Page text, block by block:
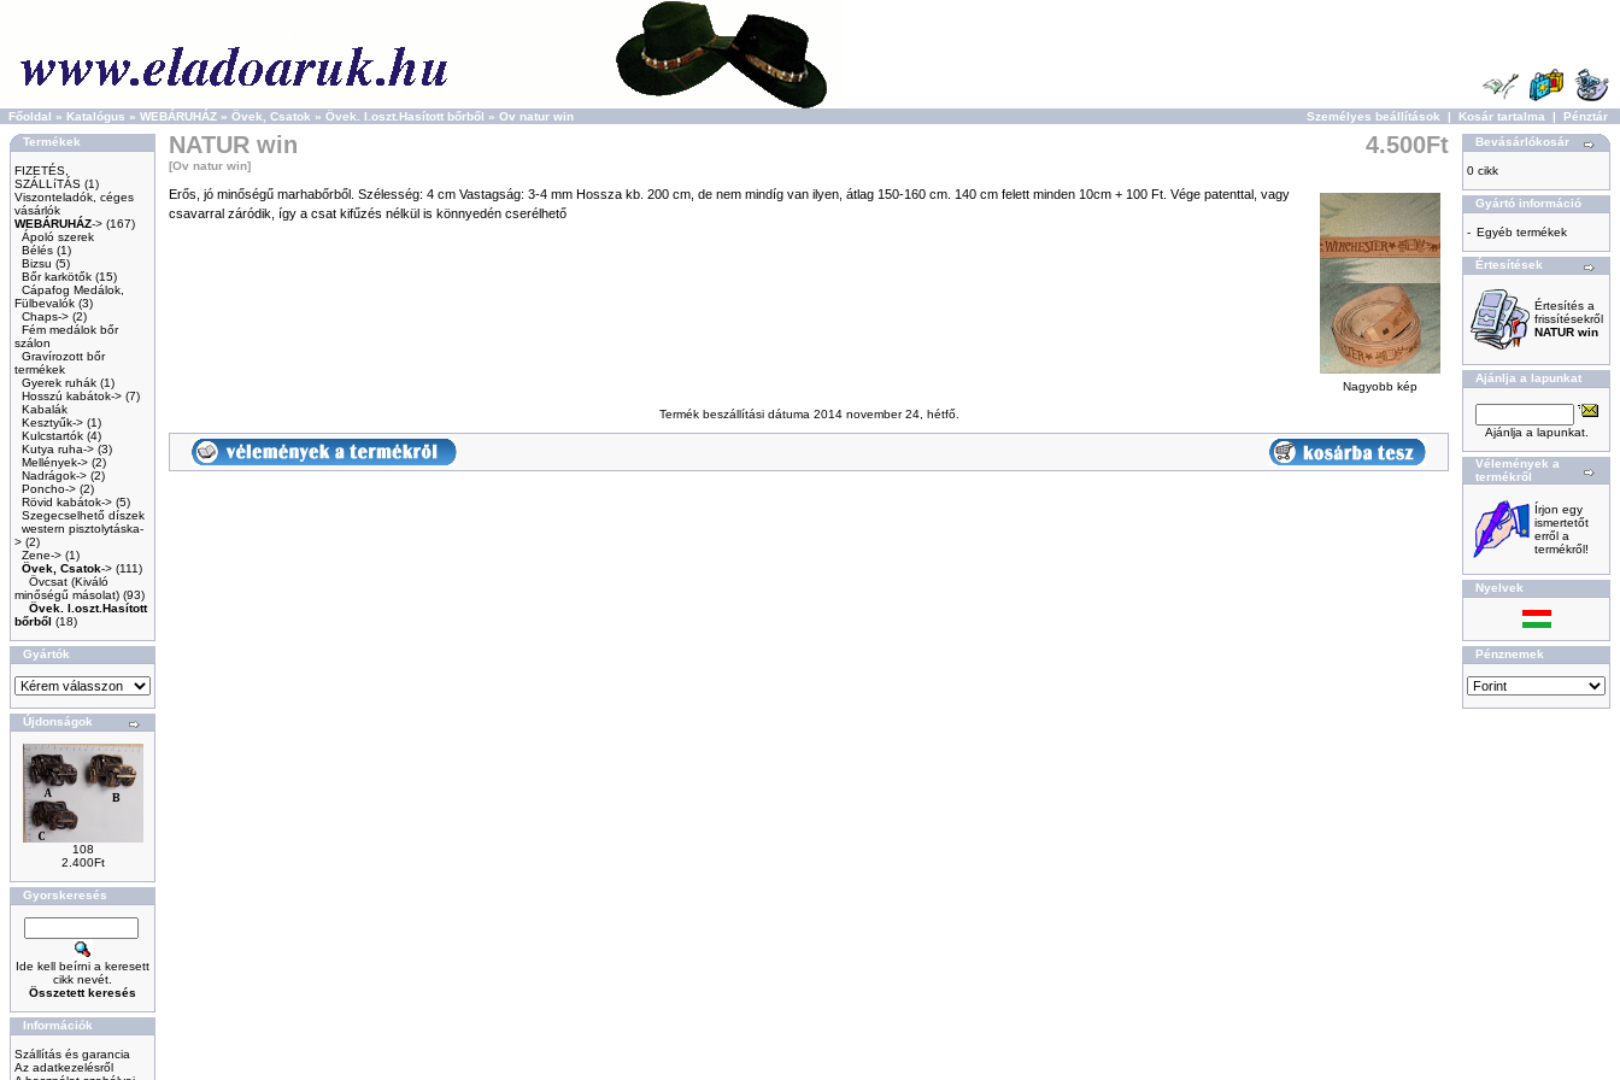
Főoldal » Katalógus » WEBÁRUHÁZ » Övek, Csatok » Övek. I.oszt.Hasított bőrből » Ov natur win Személyes beállítások | Kosár tartalma | Pénztár
Termékek
FIZETÉS,
SZÁLLíTÁS (1)
Viszonteladók, céges
vásárlók
WEBÁRUHÁZ-> (167)
Ápoló szerek
Bélés (1)
Bizsu (5)
Bőr karkötők (15)
Cápafog Medálok,
Fülbevalók (3)
Chaps-> (2)
Fém medálok bőr
szálon
Gravírozott bőr
termékek
Gyerek ruhák (1)
Hosszú kabátok-> (7)
Kabalák
Kesztyűk-> (1)
Kulcstartók (4)
Kutya ruha-> (3)
Mellények-> (2)
Nadrágok-> (2)
Poncho-> (2)
Rövid kabátok-> (5)
Szegecselhető díszek
western pisztolytáska-
> (2)
Zene-> (1)
Övek, Csatok-> (111)
Övcsat (Kiváló
minőségű másolat) (93)
Övek. I.oszt.Hasított
bőrből (18)
Gyártók
Újdonságok
108
2.400Ft
Gyorskeresés
Ide kell beírni a keresett
cikk nevét.
Összetett keresés
Információk
Szállítás és garancia
Az adatkezelésről
NATUR win
[Ov natur win]
4.500Ft
Nagyobb kép
Erős, jó minőségű marhabőrből. Szélesség: 4 cm Vastagság: 3-4 mm Hossza kb. 200 cm, de nem mindíg van ilyen, átlag 150-160 cm. 140 cm felett minden 10cm + 100 Ft. Vége patenttal, vagy
csavarral záródik, így a csat kifűzés nélkül is könnyedén cserélhető
Termék beszállítási dátuma 2014 november 24, hétfő.
Bevásárlókosár
0 cikk
Gyártó információ
- Egyéb termékek
Értesítések
Értesítés a
frissítésekről
NATUR win
Ajánlja a lapunkat
Ajánlja a lapunkat.
Vélemények a
termékről
Írjon egy
ismertetőt
erről a
termékről!
Nyelvek
Pénznemek